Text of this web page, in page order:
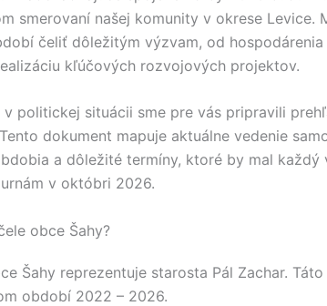
smerovaní našej komunity v okrese Levice.
čeliť dôležitým výzvam, od
kľúčových rozvojových projektov.
v politickej situácii sme pre vás pripravili
dokument mapuje aktuálne vedenie
a dôležité termíny, ktoré by mal
v októbri 2026.
obce Šahy?
Šahy reprezentuje starosta Pál Zachar.
období 2022 – 2026.